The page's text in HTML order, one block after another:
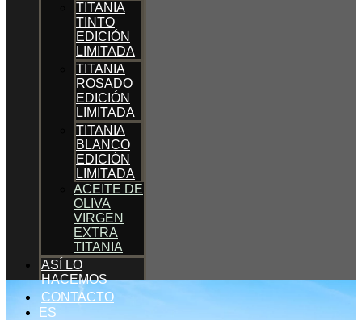
TITANIA
TINTO
EDICIÓN
LIMITADA
TITANIA
ROSADO
EDICIÓN
LIMITADA
TITANIA
BLANCO
EDICIÓN
LIMITADA
ACEITE DE
OLIVA
VIRGEN
EXTRA
TITANIA
ASÍ LO
HACEMOS
CONTACTO
ES